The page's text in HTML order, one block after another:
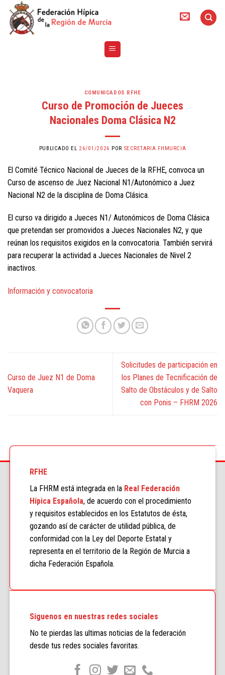
content
COMUNICADOS RFHE
Curso de Promoción de Jueces
Nacionales Doma Clásica N2
PUBLICADO EL 26/01/2026 POR SECRETARIA FHMURCIA
El Comité Técnico Nacional de Jueces de la RFHE, convoca un
Curso de ascenso de Juez Nacional N1/Autonómico a Juez
Nacional N2 de la disciplina de Doma Clásica.
El curso va dirigido a Jueces N1/ Autonómicos de Doma Clásica
que pretendan ser promovidos a Jueces Nacionales N2, y que
reúnan los requisitos exigidos en la convocatoria. También servirá
para recuperar la actividad a Jueces Nacionales de Nivel 2
inactivos.
Información y convocatoria
Curso de Juez N1 de Doma
Vaquera
Solicitudes de participación en
los Planes de Tecnificación de
Salto de Obstáculos y de Salto
con Ponis – FHRM 2026
RFHE
La FHRM está integrada en la Real Federación
Hípica Española, de acuerdo con el procedimiento
y requisitos establecidos en los Estatutos de ésta,
gozando así de carácter de utilidad pública, de
conformidad con la Ley del Deporte Estatal y
representa en el territorio de la Región de Murcia a
dicha Federación Española.
Siguenos en nuestras redes sociales
No te pierdas las ultimas noticias de la federación
desde tus redes sociales favoritas.